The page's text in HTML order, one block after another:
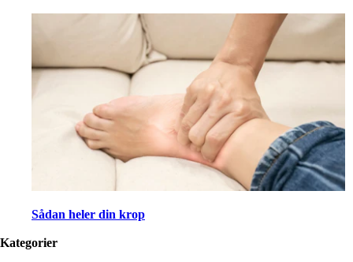
Sådan heler din krop
Kategorier